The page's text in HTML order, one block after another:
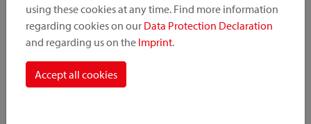
Intéressant aussi
using these cookies at any time. Find more information
regarding cookies on our Data Protection Declaration
and regarding us on the Imprint.
Accept all cookies